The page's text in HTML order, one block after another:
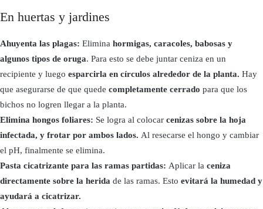
En huertas y jardines
Ahuyenta las plagas: Elimina hormigas, caracoles, babosas y
algunos tipos de oruga. Para esto se debe juntar ceniza en un
recipiente y luego esparcirla en círculos alrededor de la planta. Hay
que asegurarse de que quede completamente cerrado para que los
bichos no logren llegar a la planta.
Elimina hongos foliares: Se logra al colocar cenizas sobre la hoja
infectada, y frotar por ambos lados. Al resecarse el hongo y cambiar
el pH, finalmente se elimina.
Pasta cicatrizante para las ramas partidas: Aplicar la ceniza
directamente sobre la herida de las ramas. Esto evitará la humedad y
ayudará a cicatrizar.